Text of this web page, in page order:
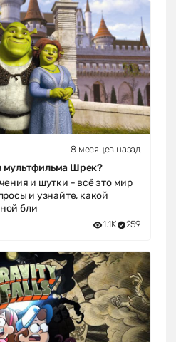
8 месяцев назад
мультфильма Шрек?
и шутки - всё это мир
и узнайте, какой
бли
1.1K 259